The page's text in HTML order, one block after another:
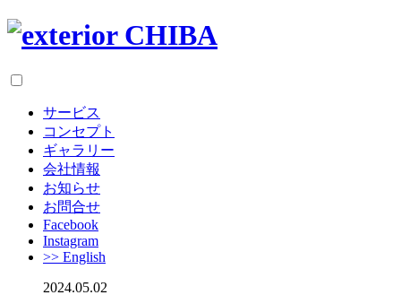
サービス
コンセプト
ギャラリー
会社情報
お知らせ
お問合せ
Facebook
Instagram
>> English
2024.05.02